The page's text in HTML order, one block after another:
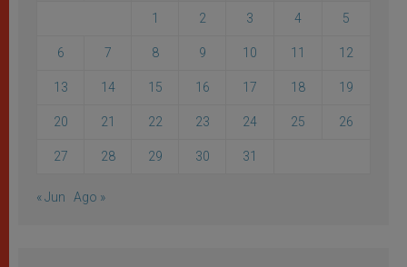
1 2 3 4 5
6 7 8 9 10 11 12
13 14 15 16 17 18 19
20 21 22 23 24 25 26
27 28 29 30 31
« Jun Ago »